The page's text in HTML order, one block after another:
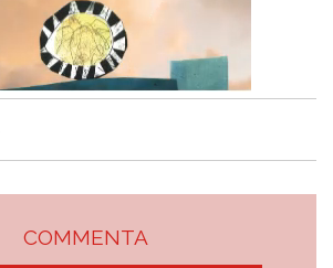
COMMENTA